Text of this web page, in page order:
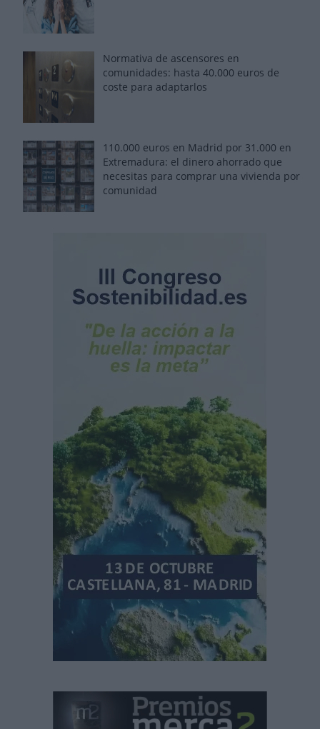
Normativa de ascensores en
comunidades: hasta 40.000 euros de
coste para adaptarlos
110.000 euros en Madrid por 31.000 en
Extremadura: el dinero ahorrado que
necesitas para comprar una vivienda por
comunidad